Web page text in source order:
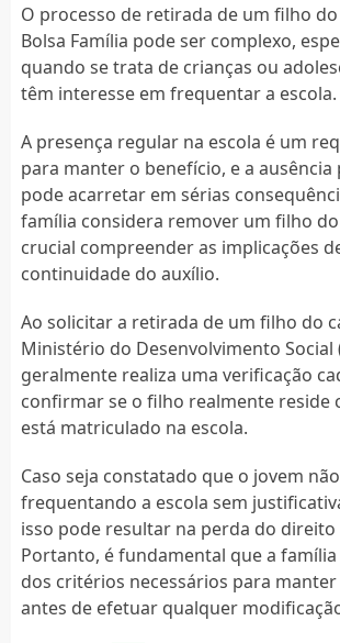
O processo de retirada de um filho
Bolsa Família pode ser complexo,
quando se trata de crianças ou
têm interesse em frequentar a escola.
A presença regular na escola é um
para manter o benefício, e a
pode acarretar em sérias
família considera remover um filho
crucial compreender as implicações
continuidade do auxílio.
Ao solicitar a retirada de um filho do
Ministério do Desenvolvimento Social
geralmente realiza uma verificação
confirmar se o filho realmente reside
está matriculado na escola.
Caso seja constatado que o jovem
frequentando a escola sem
isso pode resultar na perda do direito
Portanto, é fundamental que a
dos critérios necessários para manter
antes de efetuar qualquer